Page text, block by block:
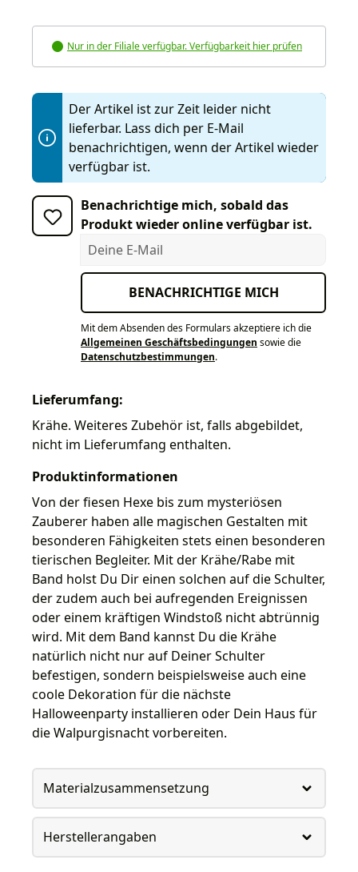
Nur in der Filiale verfügbar. Verfügbarkeit hier prüfen
Der Artikel ist zur Zeit leider nicht
lieferbar. Lass dich per E-Mail
benachrichtigen, wenn der Artikel wieder
verfügbar ist.
Benachrichtige mich, sobald das
Produkt wieder online verfügbar ist.
Deine E-Mail
BENACHRICHTIGE MICH
Mit dem Absenden des Formulars akzeptiere ich die
Allgemeinen Geschäftsbedingungen sowie die
Datenschutzbestimmungen.
Lieferumfang:
Krähe. Weiteres Zubehör ist, falls abgebildet,
nicht im Lieferumfang enthalten.
Produktinformationen
Von der fiesen Hexe bis zum mysteriösen
Zauberer haben alle magischen Gestalten mit
besonderen Fähigkeiten stets einen besonderen
tierischen Begleiter. Mit der Krähe/Rabe mit
Band holst Du Dir einen solchen auf die Schulter,
der zudem auch bei aufregenden Ereignissen
oder einem kräftigen Windstoß nicht abtrünnig
wird. Mit dem Band kannst Du die Krähe
natürlich nicht nur auf Deiner Schulter
befestigen, sondern beispielsweise auch eine
coole Dekoration für die nächste
Halloweenparty installieren oder Dein Haus für
die Walpurgisnacht vorbereiten.
Materialzusammensetzung
Herstellerangaben